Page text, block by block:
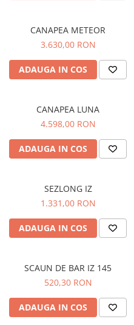
CANAPEA METEOR
3.630,00 RON
ADAUGA IN COS
CANAPEA LUNA
4.598,00 RON
ADAUGA IN COS
SEZLONG IZ
1.331,00 RON
ADAUGA IN COS
SCAUN DE BAR IZ 145
520,30 RON
ADAUGA IN COS